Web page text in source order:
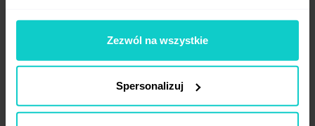
Zezwól na wszystkie
Spersonalizuj